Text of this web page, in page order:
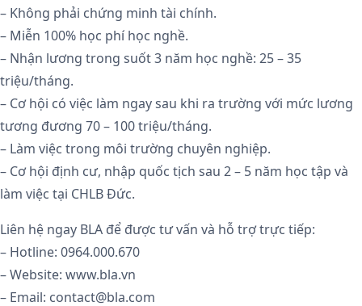
– Không phải chứng minh tài chính.
– Miễn 100% học phí học nghề.
– Nhận lương trong suốt 3 năm học nghề: 25 – 35
triệu/tháng.
– Cơ hội có việc làm ngay sau khi ra trường với mức lương
tương đương 70 – 100 triệu/tháng.
– Làm việc trong môi trường chuyên nghiệp.
– Cơ hội định cư, nhập quốc tịch sau 2 – 5 năm học tập và
làm việc tại CHLB Đức.
Liên hệ ngay BLA để được tư vấn và hỗ trợ trực tiếp:
– Hotline: 0964.000.670
– Website: www.bla.vn
– Email: contact@bla.com